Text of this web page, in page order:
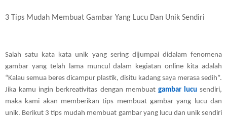
3 Tips Mudah Membuat Gambar Yang Lucu Dan Unik Sendiri
Salah satu kata kata unik yang sering dijumpai didalam fenomena
gambar yang telah lama muncul dalam kegiatan online kita adalah
“Kalau semua beres dicampur plastik, disitu kadang saya merasa sedih”.
Jika kamu ingin berkreativitas dengan membuat gambar lucu sendiri,
maka kami akan memberikan tips membuat gambar yang lucu dan
unik. Berikut 3 tips mudah membuat gambar yang lucu dan unik sendiri